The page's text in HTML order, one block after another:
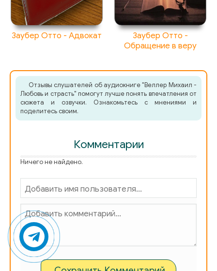
Заубер Отто - Адвокат
Заубер Отто -
Обращение в веру
Отзывы слушателей об аудиокниге "Веллер Михаил -
Любовь и страсть" помогут лучше понять впечатления от
сюжета и озвучки. Ознакомьтесь с мнениями и
поделитесь своим.
Комментарии
Ничего не найдено.